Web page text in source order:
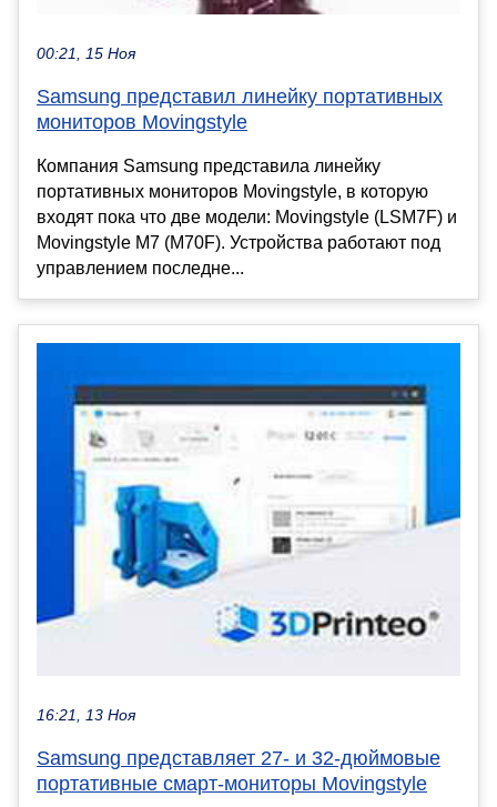
00:21, 15 Ноя
Samsung представил линейку портативных
мониторов Movingstyle
Компания Samsung представила линейку
портативных мониторов Movingstyle, в которую
входят пока что две модели: Movingstyle (LSM7F) и
Movingstyle M7 (M70F). Устройства работают под
управлением последне...
16:21, 13 Ноя
Samsung представляет 27- и 32-дюймовые
портативные смарт-мониторы Movingstyle